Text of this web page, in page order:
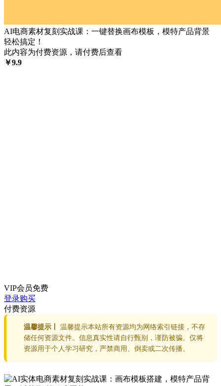
AI电商素材复刻实战课：一键替换画布模板，模特产品背景
轻松搞定！
此内容为付费资源，请付费后查看
￥9.9
VIP会员免费
登录购买
付费资源
温馨提示丨
温馨提示本站所有资源均为网络索引链接，不存
储任何资源文件。信息真实性请自行甄别，谨防被骗。仅将
资源用于个人学习研究，严禁商用、倒卖或二次传播。